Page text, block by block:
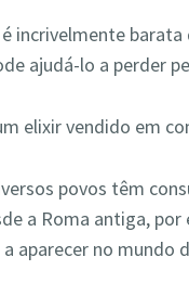
incrivelmente
ajudá-lo a perder
elixir vendido em
povos têm
a Roma antiga,
aparecer no mundo